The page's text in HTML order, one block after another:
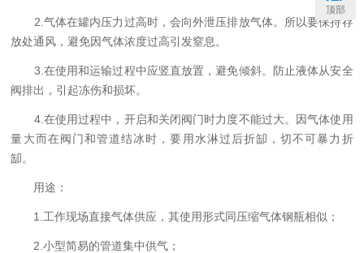
2.气体在罐内压力过高时，会向外泄压排放气体。所以要保持存
放处通风，避免因气体浓度过高引发窒息。
3.在使用和运输过程中应竖直放置，避免倾斜。防止液体从安全
阀排出，引起冻伤和损坏。
4.在使用过程中，开启和关闭阀门时力度不能过大。因气体使用
量大而在阀门和管道结冰时，要用水淋过后折缷，切不可暴力折
缷。
用途：
1.工作现场直接气体供应，其使用形式同压缩气体钢瓶相似；
2.小型简易的管道集中供气；
顶部